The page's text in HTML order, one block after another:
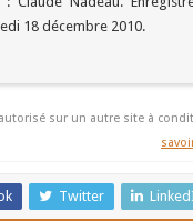
18 décembre 2010.
autorisé sur un autre site à
Twitter